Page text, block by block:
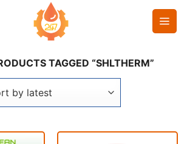
TAGGED “SHLTHERM”